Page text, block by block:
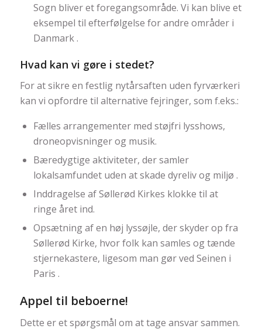
Sogn bliver et foregangsområde. Vi kan blive et
eksempel til efterfølgelse for andre områder i
Danmark .
Hvad kan vi gøre i stedet?
For at sikre en festlig nytårsaften uden fyrværkeri
kan vi opfordre til alternative fejringer, som f.eks.:
Fælles arrangementer med støjfri lysshows,
droneopvisninger og musik.
Bæredygtige aktiviteter, der samler
lokalsamfundet uden at skade dyreliv og miljø .
Inddragelse af Søllerød Kirkes klokke til at
ringe året ind.
Opsætning af en høj lyssøjle, der skyder op fra
Søllerød Kirke, hvor folk kan samles og tænde
stjernekastere, ligesom man gør ved Seinen i
Paris .
Appel til beboerne!
Dette er et spørgsmål om at tage ansvar sammen.